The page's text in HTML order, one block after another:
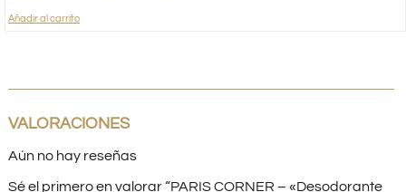
Añadir al carrito
VALORACIONES
Aún no hay reseñas
Sé el primero en valorar “PARIS CORNER – «Desodorante